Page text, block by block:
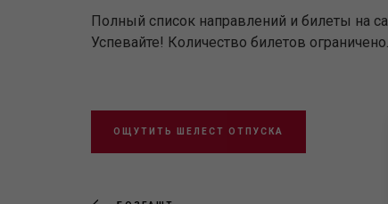
Полный список направлений и билеты на
Успевайте! Количество билетов ограничено.
ОЩУТИТЬ ШЕЛЕСТ ОТПУСКА